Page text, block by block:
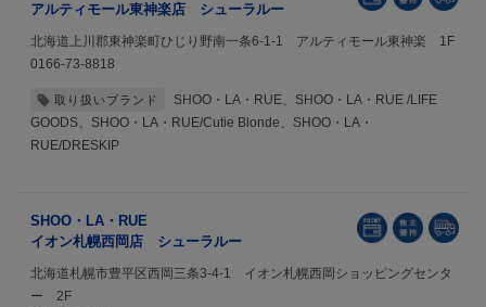
アルティモール東神楽店 シューラルー
北海道上川郡東神楽町ひじり野南一条6-1-1 アルティモール東神楽 1F
0166-73-8818
取り扱いブランド
SHOO・LA・RUE、SHOO・LA・RUE /LIFE
GOODS、SHOO・LA・RUE/Cutie Blonde、SHOO・LA・
RUE/DRESKIP
SHOO・LA・RUE
イオン札幌西岡店 シューラルー
北海道札幌市豊平区西岡三条3-4-1 イオン札幌西岡ショッピングセンタ
ー 2F